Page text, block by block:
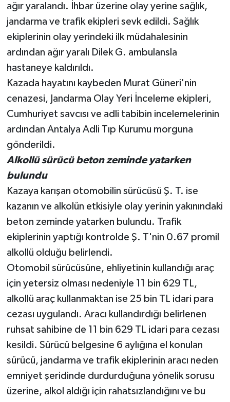
ağır yaralandı. İhbar üzerine olay yerine sağlık,
jandarma ve trafik ekipleri sevk edildi. Sağlık
ekiplerinin olay yerindeki ilk müdahalesinin
ardından ağır yaralı Dilek G. ambulansla
hastaneye kaldırıldı.
Kazada hayatını kaybeden Murat Güneri'nin
cenazesi, Jandarma Olay Yeri İnceleme ekipleri,
Cumhuriyet savcısı ve adli tabibin incelemelerinin
ardından Antalya Adli Tıp Kurumu morguna
gönderildi.
Alkollü sürücü beton zeminde yatarken
bulundu
Kazaya karışan otomobilin sürücüsü Ş. T. ise
kazanın ve alkolün etkisiyle olay yerinin yakınındaki
beton zeminde yatarken bulundu. Trafik
ekiplerinin yaptığı kontrolde Ş. T'nin 0.67 promil
alkollü olduğu belirlendi.
Otomobil sürücüsüne, ehliyetinin kullandığı araç
için yetersiz olması nedeniyle 11 bin 629 TL,
alkollü araç kullanmaktan ise 25 bin TL idari para
cezası uygulandı. Aracı kullandırdığı belirlenen
ruhsat sahibine de 11 bin 629 TL idari para cezası
kesildi. Sürücü belgesine 6 aylığına el konulan
sürücü, jandarma ve trafik ekiplerinin aracı neden
emniyet şeridinde durdurduğuna yönelik sorusu
üzerine, alkol aldığı için rahatsızlandığını ve bu